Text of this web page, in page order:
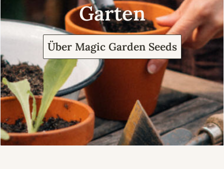
Garten
Über Magic Garden Seeds